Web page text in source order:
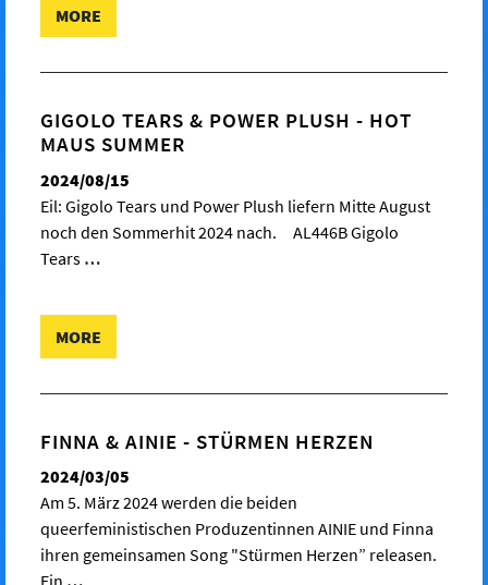
MORE
GIGOLO TEARS & POWER PLUSH - HOT
MAUS SUMMER
2024/08/15
Eil: Gigolo Tears und Power Plush liefern Mitte August
noch den Sommerhit 2024 nach. AL446B Gigolo
Tears …
MORE
FINNA & AINIE - STÜRMEN HERZEN
2024/03/05
Am 5. März 2024 werden die beiden
queerfeministischen Produzentinnen AINIE und Finna
ihren gemeinsamen Song "Stürmen Herzen” releasen.
Ein …